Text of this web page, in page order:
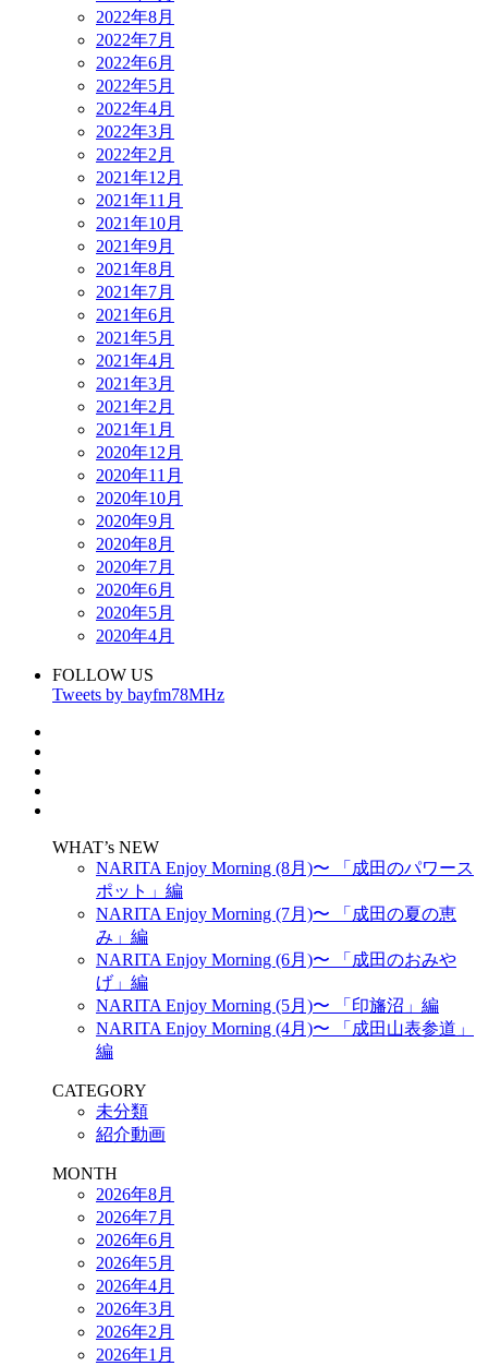
2022年8月
2022年7月
2022年6月
2022年5月
2022年4月
2022年3月
2022年2月
2021年12月
2021年11月
2021年10月
2021年9月
2021年8月
2021年7月
2021年6月
2021年5月
2021年4月
2021年3月
2021年2月
2021年1月
2020年12月
2020年11月
2020年10月
2020年9月
2020年8月
2020年7月
2020年6月
2020年5月
2020年4月
FOLLOW US
Tweets by bayfm78MHz
WHAT’s NEW
NARITA Enjoy Morning (8月)〜 「成田のパワース
ポット」編
NARITA Enjoy Morning (7月)〜 「成田の夏の恵
み」編
NARITA Enjoy Morning (6月)〜 「成田のおみや
げ」編
NARITA Enjoy Morning (5月)〜 「印旛沼」編
NARITA Enjoy Morning (4月)〜 「成田山表参道」
編
CATEGORY
未分類
紹介動画
MONTH
2026年8月
2026年7月
2026年6月
2026年5月
2026年4月
2026年3月
2026年2月
2026年1月